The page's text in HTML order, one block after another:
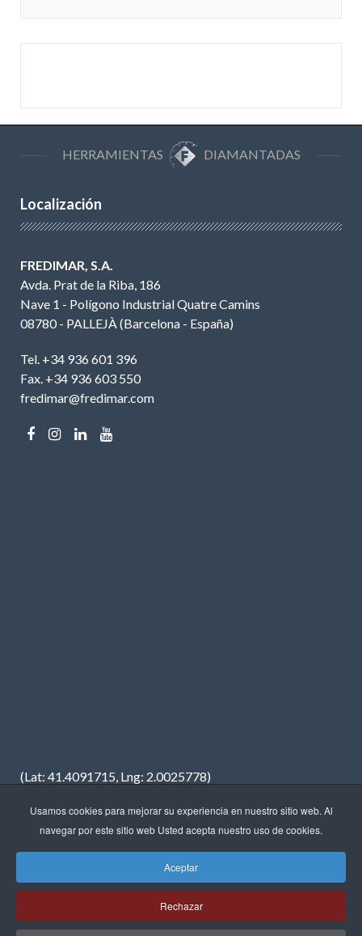
HERRAMIENTAS DIAMANTADAS
Localización
FREDIMAR, S.A.
Avda. Prat de la Riba, 186
Nave 1 - Polígono Industrial Quatre Camins
08780 - PALLEJÀ (Barcelona - España)
Tel. +34 936 601 396
Fax. +34 936 603 550
fredimar@fredimar.com
(Lat: 41.4091715, Lng: 2.0025778)
Copyright © 2023 · FREDIMAR, S.A. · Diseño web:
Neótik
Aviso Legal
Política de Privacidad
Usamos cookies para mejorar su experiencia en nuestro sitio web. Al
navegar por este sitio web Usted acepta nuestro uso de cookies.
Aceptar
Rechazar